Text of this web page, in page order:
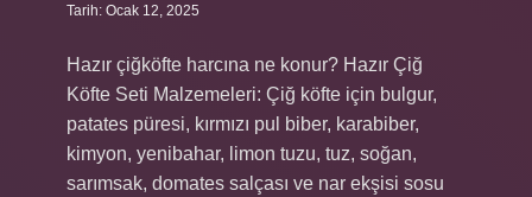
Tarih: Ocak 12, 2025
Hazır çiğköfte harcına ne konur? Hazır Çiğ
Köfte Seti Malzemeleri: Çiğ köfte için bulgur,
patates püresi, kırmızı pul biber, karabiber,
kimyon, yenibahar, limon tuzu, tuz, soğan,
sarımsak, domates salçası ve nar ekşisi sosu